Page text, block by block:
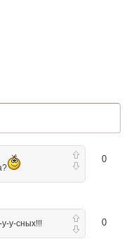
0
0
у-сных!!!